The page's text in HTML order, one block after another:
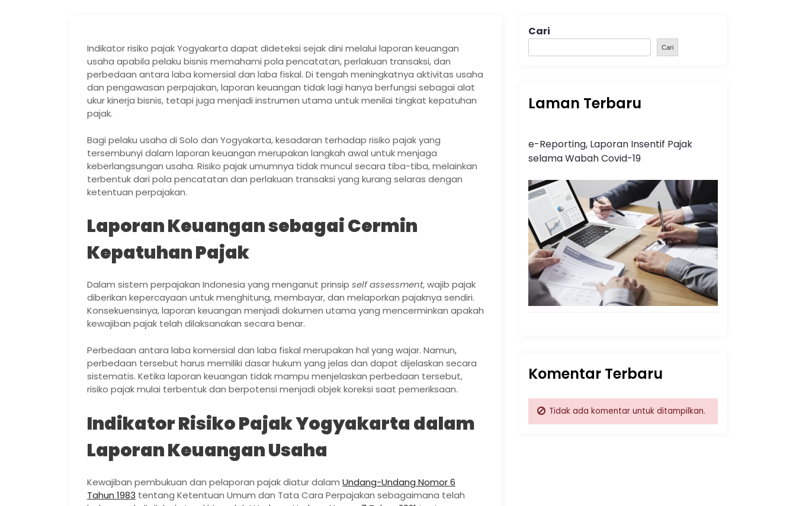
Indikator risiko pajak Yogyakarta dapat dideteksi sejak dini melalui laporan keuangan
usaha apabila pelaku bisnis memahami pola pencatatan, perlakuan transaksi, dan
perbedaan antara laba komersial dan laba fiskal. Di tengah meningkatnya aktivitas usaha
dan pengawasan perpajakan, laporan keuangan tidak lagi hanya berfungsi sebagai alat
ukur kinerja bisnis, tetapi juga menjadi instrumen utama untuk menilai tingkat kepatuhan
pajak.
Bagi pelaku usaha di Solo dan Yogyakarta, kesadaran terhadap risiko pajak yang
tersembunyi dalam laporan keuangan merupakan langkah awal untuk menjaga
keberlangsungan usaha. Risiko pajak umumnya tidak muncul secara tiba-tiba, melainkan
terbentuk dari pola pencatatan dan perlakuan transaksi yang kurang selaras dengan
ketentuan perpajakan.
Laporan Keuangan sebagai Cermin
Kepatuhan Pajak
Dalam sistem perpajakan Indonesia yang menganut prinsip self assessment, wajib pajak
diberikan kepercayaan untuk menghitung, membayar, dan melaporkan pajaknya sendiri.
Konsekuensinya, laporan keuangan menjadi dokumen utama yang mencerminkan apakah
kewajiban pajak telah dilaksanakan secara benar.
Perbedaan antara laba komersial dan laba fiskal merupakan hal yang wajar. Namun,
perbedaan tersebut harus memiliki dasar hukum yang jelas dan dapat dijelaskan secara
sistematis. Ketika laporan keuangan tidak mampu menjelaskan perbedaan tersebut,
risiko pajak mulai terbentuk dan berpotensi menjadi objek koreksi saat pemeriksaan.
Indikator Risiko Pajak Yogyakarta dalam
Laporan Keuangan Usaha
Kewajiban pembukuan dan pelaporan pajak diatur dalam Undang-Undang Nomor 6
Tahun 1983 tentang Ketentuan Umum dan Tata Cara Perpajakan sebagaimana telah
Cari
Cari
Laman Terbaru
e-Reporting, Laporan Insentif Pajak
selama Wabah Covid-19
Komentar Terbaru
Tidak ada komentar untuk ditampilkan.